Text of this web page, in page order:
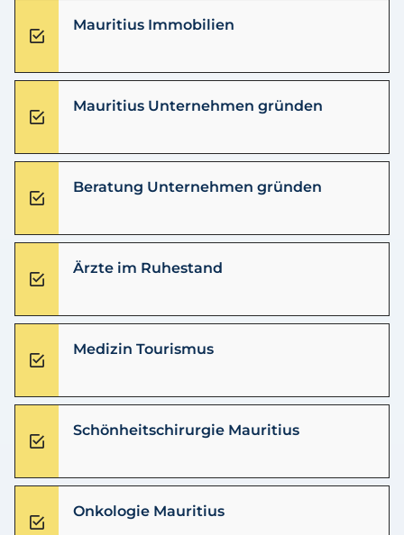
Mauritius Immobilien
Mauritius Unternehmen gründen
Beratung Unternehmen gründen
Ärzte im Ruhestand
Medizin Tourismus
Schönheitschirurgie Mauritius
Onkologie Mauritius